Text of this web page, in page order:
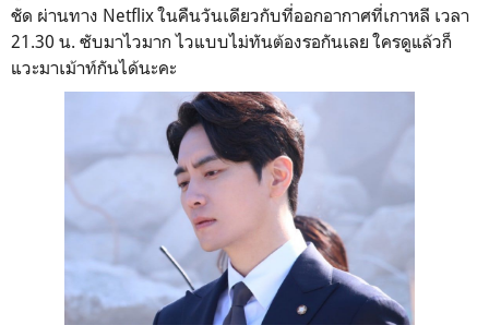
ชัด ผ่านทาง Netflix ในคืนวันเดียวกับที่ออกอากาศที่เกาหลี เวลา
21.30 น. ซับมาไวมาก ไวแบบไม่ทันต้องรอกันเลย ใครดูแล้วก็
แวะมาเม้าท์กันได้นะคะ